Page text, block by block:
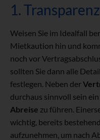
1.
Weisen Sie im Idealfall
Mietkaution hin und
noch vor
sollten Sie dann alle
festlegen. Neben der
durchaus sinnvoll sein ein
Abreise zu führen.
wichtig, bereits
aufzunehmen, um nach